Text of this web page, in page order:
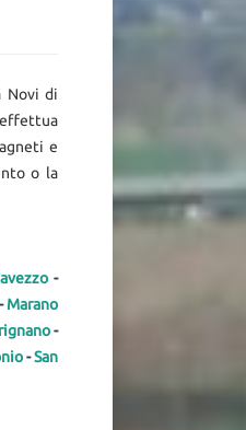
Novi di
e
o la
-
Marano
-
-San